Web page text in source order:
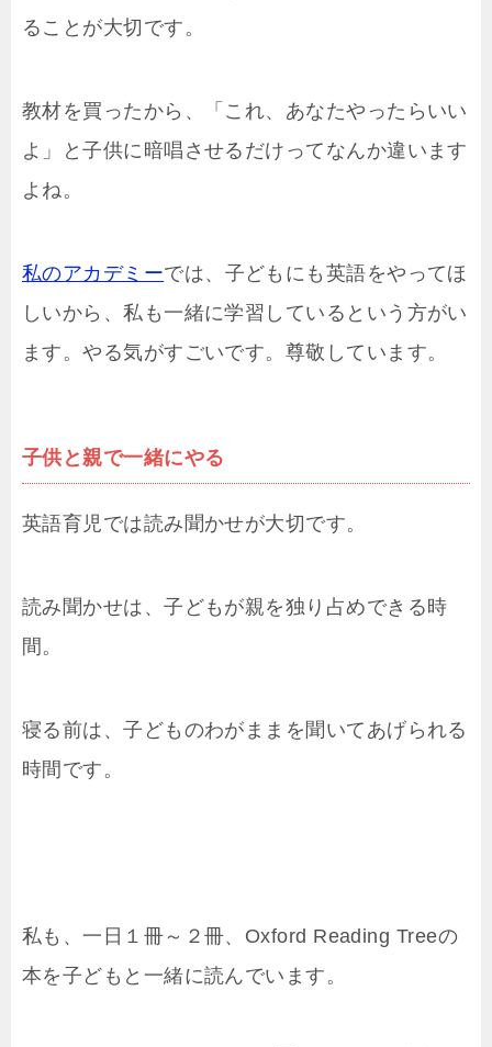
ることが大切です。
教材を買ったから、「これ、あなたやったらいい
よ」と子供に暗唱させるだけってなんか違います
よね。
私のアカデミーでは、子どもにも英語をやってほ
しいから、私も一緒に学習しているという方がい
ます。やる気がすごいです。尊敬しています。
子供と親で一緒にやる
英語育児では読み聞かせが大切です。
読み聞かせは、子どもが親を独り占めできる時
間。
寝る前は、子どものわがままを聞いてあげられる
時間です。
私も、一日１冊～２冊、Oxford Reading Treeの
本を子どもと一緒に読んでいます。